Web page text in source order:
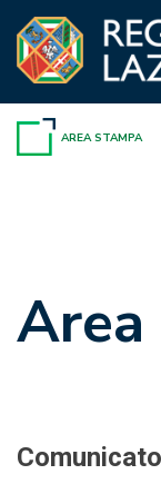
contenuto
AREA STAMPA
Area